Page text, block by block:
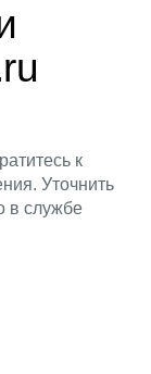
к
Уточнить
в службе